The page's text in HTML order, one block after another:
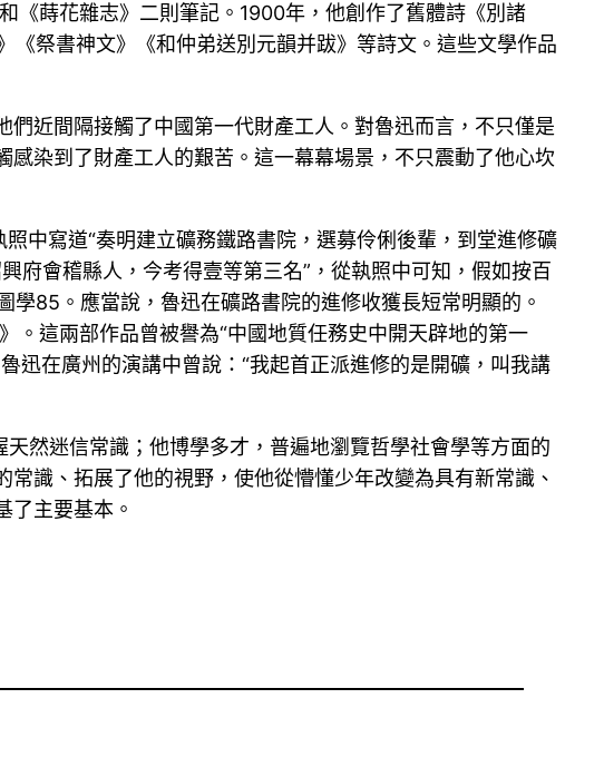
《蒔花雜志》二則筆記。1900年，他創作了舊體詩《別諸
祭書神文》《和仲弟送別元韻并跋》等詩文。這些文學作品
近間隔接觸了中國第一代財產工人。對魯迅而言，不只僅是
染到了財產工人的艱苦。這一幕幕場景，不只震動了他心坎
中寫道“奏明建立礦務鐵路書院，選募伶俐後輩，到堂進修礦
府會稽縣人，今考得壹等第三名”，從執照中可知，假如按百
85。應當說，魯迅在礦路書院的進修收獲長短常明顯的。
。這兩部作品曾被譽為“中國地質任務史中開天辟地的第一
迅在廣州的演講中曾說：“我起首正派進修的是開礦，叫我講
然迷信常識；他博學多才，普遍地瀏覽哲學社會學等方面的
識、拓展了他的視野，使他從懵懂少年改變為具有新常識、
了主要基本。